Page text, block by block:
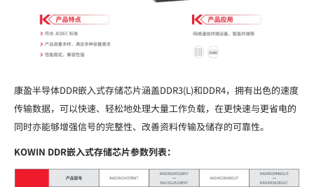
康盈半导体DDR嵌入式存储芯片涵盖DDR3(L)和DDR4，拥有出色的速度
传输数据，可以快速、轻松地处理大量工作负载，在更快速与更省电的
同时亦能够增强信号的完整性、改善资料传输及储存的可靠性。
KOWIN DDR嵌入式存储芯片参数列表：